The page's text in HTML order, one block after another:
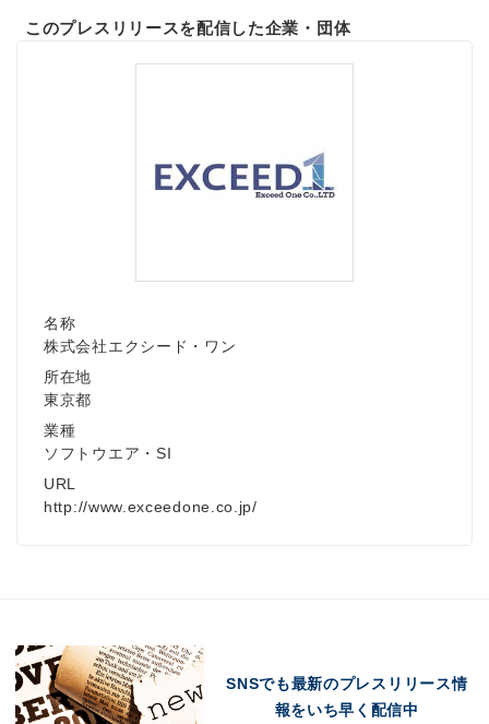
このプレスリリースを配信した企業・団体
名称
株式会社エクシード・ワン
所在地
東京都
業種
ソフトウエア・SI
URL
http://www.exceedone.co.jp/
SNSでも最新のプレスリリース情
報をいち早く配信中